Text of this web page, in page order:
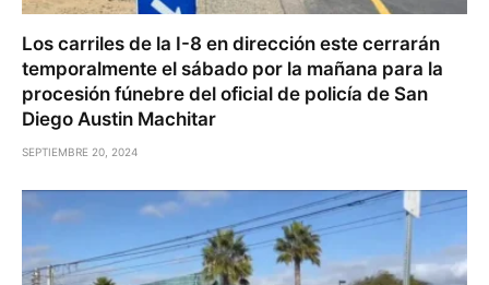
Los carriles de la I-8 en dirección este cerrarán
temporalmente el sábado por la mañana para la
procesión fúnebre del oficial de policía de San
Diego Austin Machitar
SEPTIEMBRE 20, 2024